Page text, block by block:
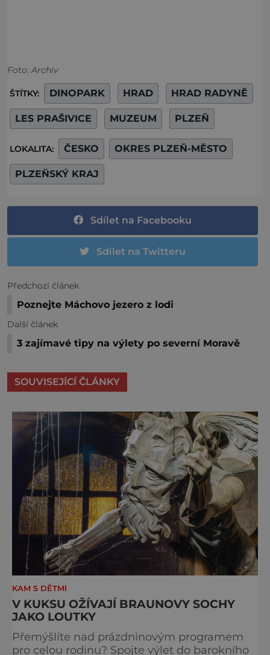
Foto: Archiv
ŠTÍTKY: DINOPARK HRAD HRAD RADYNĚ
LES PRAŠIVICE MUZEUM PLZEŇ
LOKALITA: ČESKO OKRES PLZEŇ-MĚSTO
PLZEŇSKÝ KRAJ
Sdílet na Facebooku
Sdílet na Twitteru
Předchozí článek
Poznejte Máchovo jezero z lodi
Další článek
3 zajímavé tipy na výlety po severní Moravě
SOUVISEJÍCÍ ČLÁNKY
KAM S DĚTMI
V KUKSU OŽÍVAJÍ BRAUNOVY SOCHY
JAKO LOUTKY
Přemýšlíte nad prázdninovým programem
pro celou rodinu? Spojte výlet do barokního